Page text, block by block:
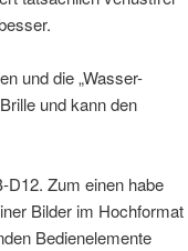
und die „Wasser-
und kann den
Zum einen habe
Bilder im Hochformat
Bedienelemente